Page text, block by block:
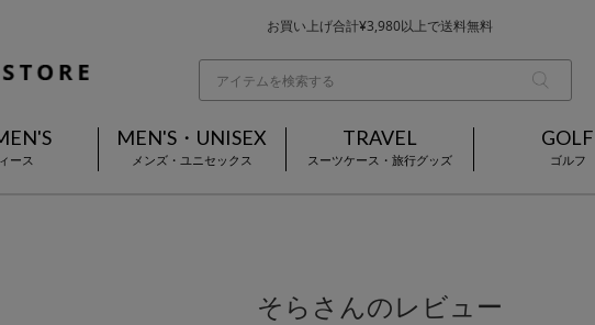
お買い上げ合計¥3,980以上で送料無料
当日～翌営業日を目安に順次発送（一部お取り寄せ商品を除く）
ース
MEN'S・UNISEX
メンズ・ユニセックス
TRAVEL
スーツケース・旅行グッズ
GOLF
ゴルフ
そらさんのレビュー